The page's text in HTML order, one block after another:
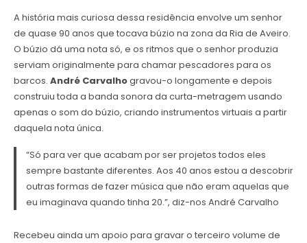
A história mais curiosa dessa residência envolve um senhor
de quase 90 anos que tocava búzio na zona da Ria de Aveiro.
O búzio dá uma nota só, e os ritmos que o senhor produzia
serviam originalmente para chamar pescadores para os
barcos. André Carvalhogravou-o longamente e depois
construiu toda a banda sonora da curta-metragem usando
apenas o som do búzio, criando instrumentos virtuais a partir
daquela nota única.
“Só para ver que acabam por ser projetos todos eles
sempre bastante diferentes. Aos 40 anos estou a descobrir
outras formas de fazer música que não eram aquelas que
eu imaginava quando tinha 20.”, diz-nos André Carvalho
Recebeu ainda um apoio para gravar o terceiro volume de